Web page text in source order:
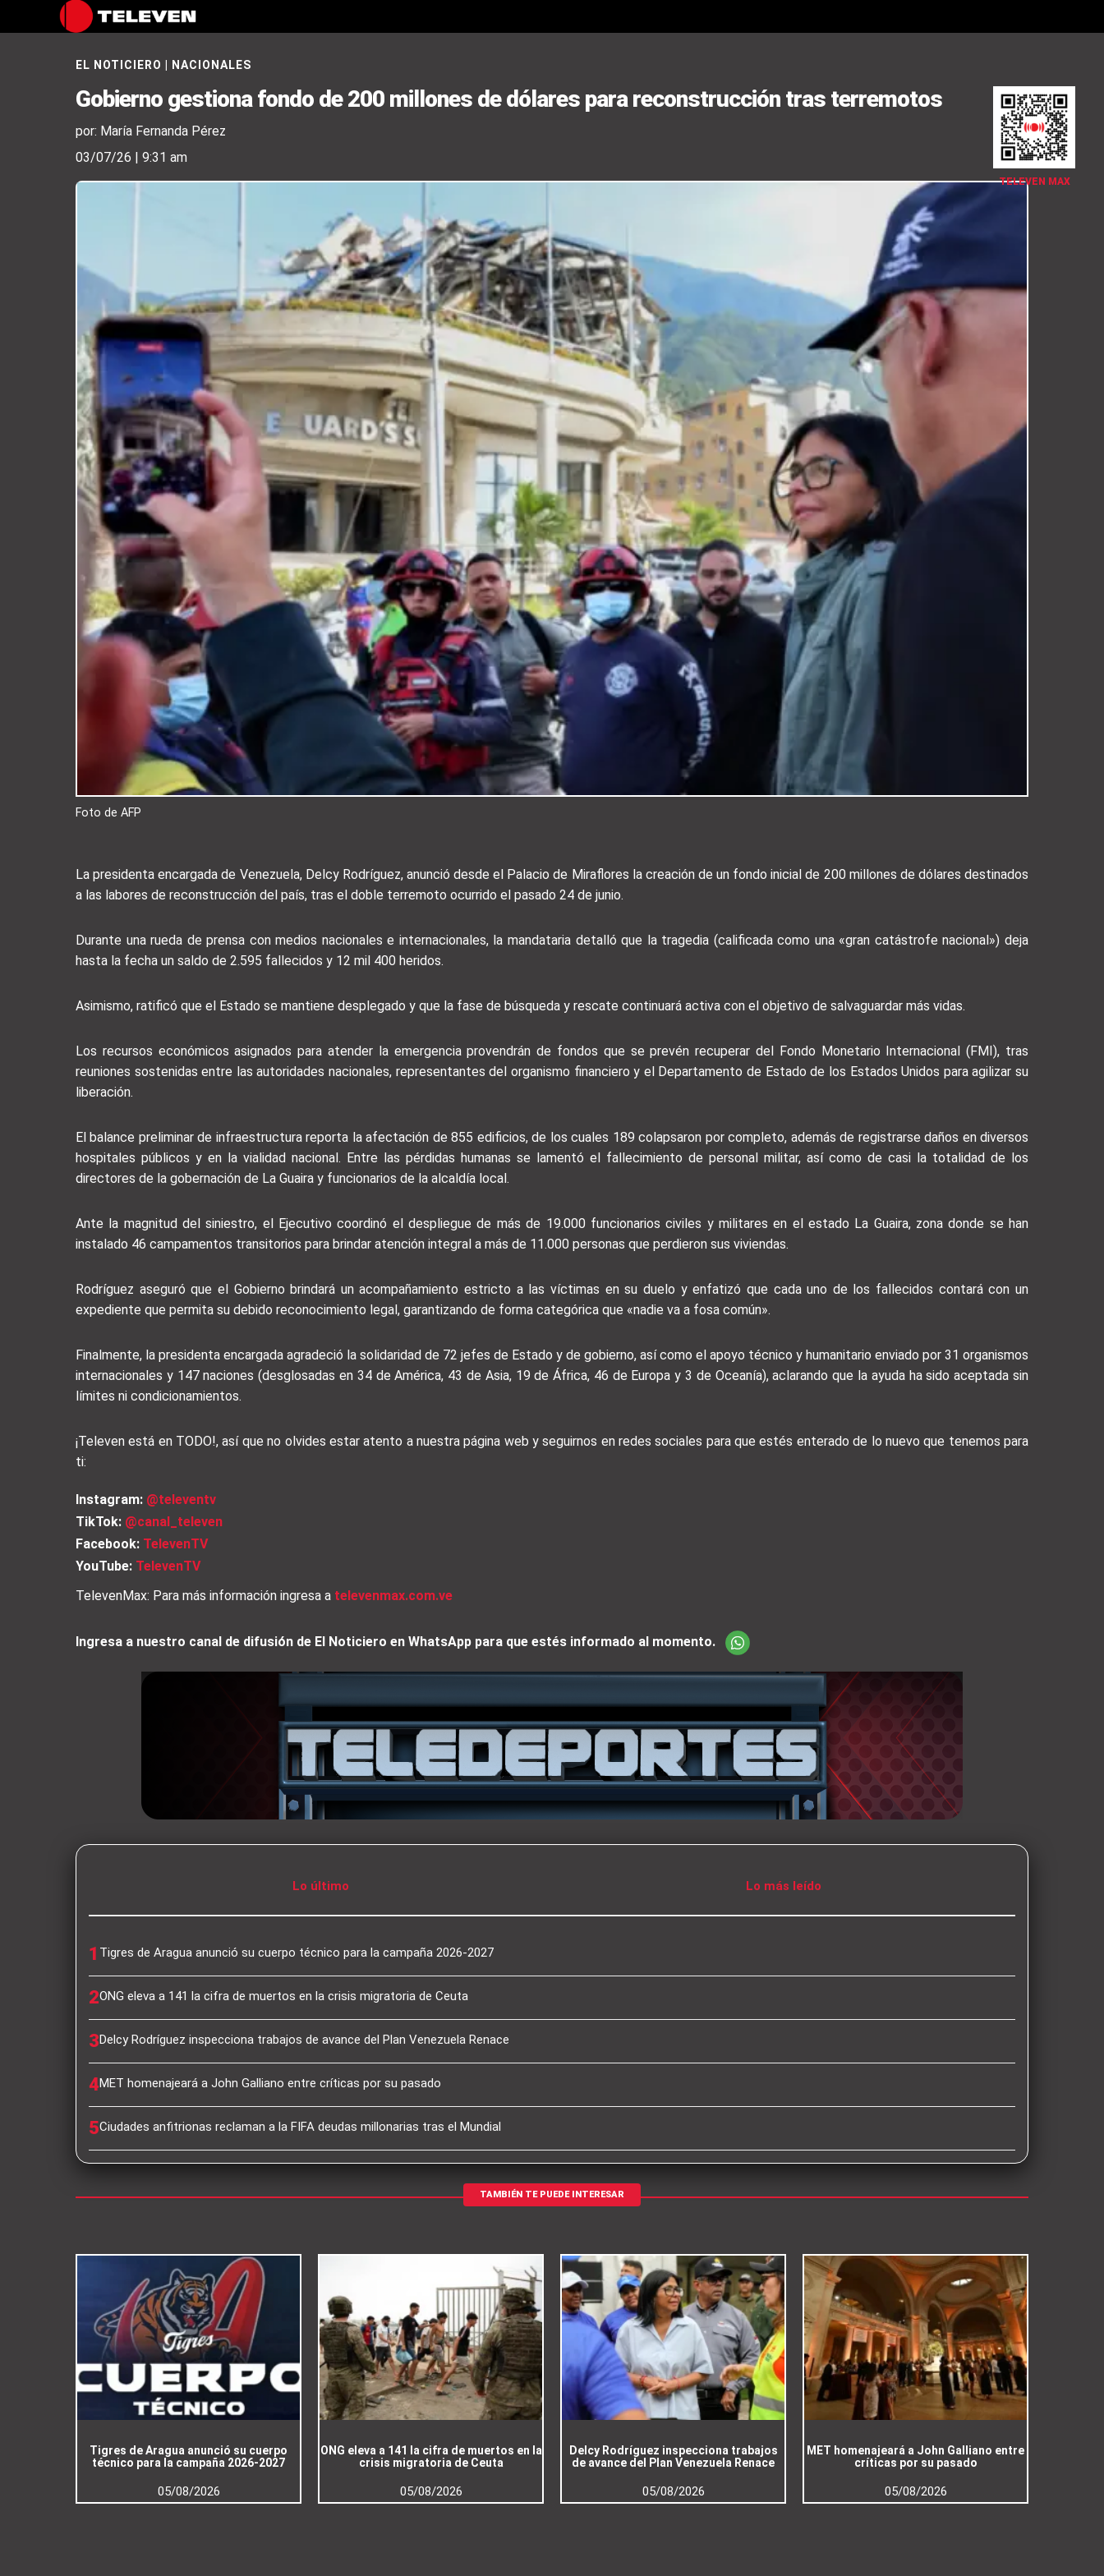
TELEVEN MAX
EL NOTICIERO NACIONALES
Gobierno gestiona fondo de 200 millones de dólares para reconstrucción tras terremotos
por: María Fernanda Pérez
03/07/26 | 9:31 am
Foto de AFP
La presidenta encargada de Venezuela, Delcy Rodríguez, anunció desde el Palacio de Miraflores la creación de un fondo inicial de 200 millones de dólares destinados
a las labores de reconstrucción del país, tras el doble terremoto ocurrido el pasado 24 de junio.
Durante una rueda de prensa con medios nacionales e internacionales, la mandataria detalló que la tragedia (calificada como una «gran catástrofe nacional») deja
hasta la fecha un saldo de 2.595 fallecidos y 12 mil 400 heridos.
Asimismo, ratificó que el Estado se mantiene desplegado y que la fase de búsqueda y rescate continuará activa con el objetivo de salvaguardar más vidas.
Los recursos económicos asignados para atender la emergencia provendrán de fondos que se prevén recuperar del Fondo Monetario Internacional (FMI), tras
reuniones sostenidas entre las autoridades nacionales, representantes del organismo financiero y el Departamento de Estado de los Estados Unidos para agilizar su
liberación.
El balance preliminar de infraestructura reporta la afectación de 855 edificios, de los cuales 189 colapsaron por completo, además de registrarse daños en diversos
hospitales públicos y en la vialidad nacional. Entre las pérdidas humanas se lamentó el fallecimiento de personal militar, así como de casi la totalidad de los
directores de la gobernación de La Guaira y funcionarios de la alcaldía local.
Ante la magnitud del siniestro, el Ejecutivo coordinó el despliegue de más de 19.000 funcionarios civiles y militares en el estado La Guaira, zona donde se han
instalado 46 campamentos transitorios para brindar atención integral a más de 11.000 personas que perdieron sus viviendas.
Rodríguez aseguró que el Gobierno brindará un acompañamiento estricto a las víctimas en su duelo y enfatizó que cada uno de los fallecidos contará con un
expediente que permita su debido reconocimiento legal, garantizando de forma categórica que «nadie va a fosa común».
Finalmente, la presidenta encargada agradeció la solidaridad de 72 jefes de Estado y de gobierno, así como el apoyo técnico y humanitario enviado por 31 organismos
internacionales y 147 naciones (desglosadas en 34 de América, 43 de Asia, 19 de África, 46 de Europa y 3 de Oceanía), aclarando que la ayuda ha sido aceptada sin
límites ni condicionamientos.
¡Televen está en TODO!, así que no olvides estar atento a nuestra página web y seguirnos en redes sociales para que estés enterado de lo nuevo que tenemos para
ti:
Instagram: @televentv
TikTok: @canal_televen
Facebook: TelevenTV
YouTube: TelevenTV
TelevenMax: Para más información ingresa a televenmax.com.ve
Ingresa a nuestro canal de difusión de El Noticiero en WhatsApp para que estés informado al momento.
Lo último Lo más leído
1 Tigres de Aragua anunció su cuerpo técnico para la campaña 2026-2027
2ONG eleva a 141 la cifra de muertos en la crisis migratoria de Ceuta
3Delcy Rodríguez inspecciona trabajos de avance del Plan Venezuela Renace
4MET homenajeará a John Galliano entre críticas por su pasado
5Ciudades anfitrionas reclaman a la FIFA deudas millonarias tras el Mundial
TAMBIÉN TE PUEDE INTERESAR
Tigres de Aragua anunció su cuerpo
técnico para la campaña 2026-2027
05/08/2026
ONG eleva a 141 la cifra de muertos en la
crisis migratoria de Ceuta
05/08/2026
Delcy Rodríguez inspecciona trabajos
de avance del Plan Venezuela Renace
05/08/2026
MET homenajeará a John Galliano entre
críticas por su pasado
05/08/2026